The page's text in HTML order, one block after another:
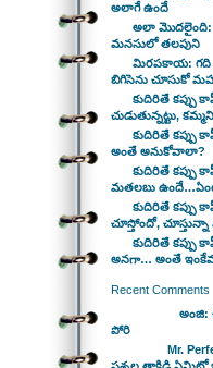
అలాగే ఉందే
అలా మొదలైంది:
మనసులో తలపుని
మిరపకాయ: గది
బిగిసెను చూసుకో
కుదిరితే కప్పు
చుడుతున్నట్టు,
కుదిరితే కప్పు
అంతే అనుకోవాలా?
కుదిరితే కప్పు
మతలబు
కుదిరితే కప్పు
చూస్తోందో,
కుదిరితే కప్పు
అనగా… అంతే
Recent Comments
అంజి:
పోరి
Mr.